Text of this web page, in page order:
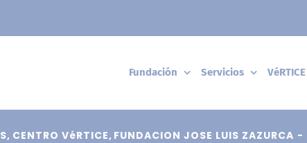
Fundación Servicios VéRTICE
CENTRO VéRTICE FUNDACION JOSE LUIS ZAZURCA